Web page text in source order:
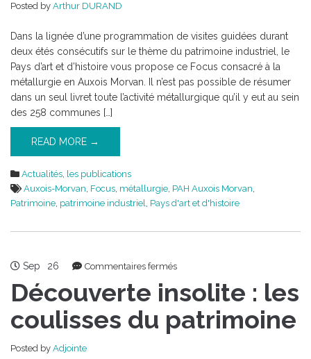
Posted by Arthur DURAND
Dans la lignée d’une programmation de visites guidées durant
deux étés consécutifs sur le thème du patrimoine industriel, le
Pays d’art et d’histoire vous propose ce Focus consacré à la
métallurgie en Auxois Morvan. Il n’est pas possible de résumer
dans un seul livret toute l’activité métallurgique qu’il y eut au sein
des 258 communes […]
READ MORE →
Actualités, les publications
Auxois-Morvan, Focus, métallurgie, PAH Auxois Morvan,
Patrimoine, patrimoine industriel, Pays d'art et d'histoire
Sep 26 Commentaires ferméssur
insolite
les
Découverte insolite : les
coulisses du patrimoine
Posted by Adjointe